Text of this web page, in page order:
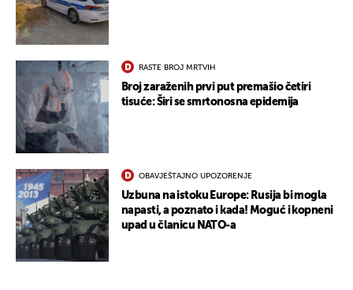
RASTE BROJ MRTVIH
Broj zaraženih prvi put premašio četiri
tisuće: Širi se smrtonosna epidemija
OBAVJEŠTAJNO UPOZORENJE
Uzbuna na istoku Europe: Rusija bi mogla
napasti, a poznato i kada! Moguć i kopneni
upad u članicu NATO-a